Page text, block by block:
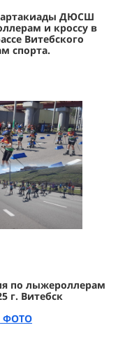
ДЮСШ
и кроссу в
Витебского
спорта.
по лыжероллерам
г. Витебск
ФОТО